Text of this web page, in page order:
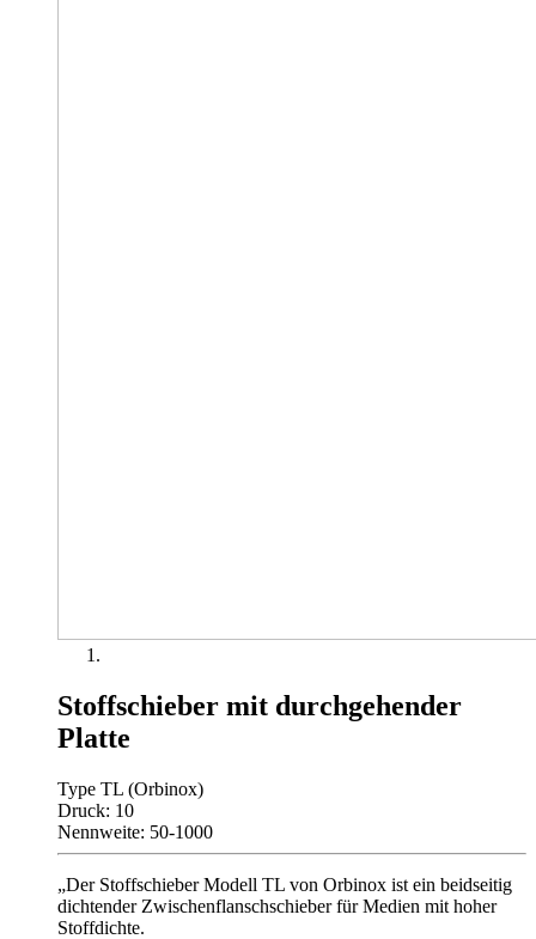
Stoffschieber mit durchgehender
Platte
Type TL (Orbinox)
Druck: 10
Nennweite: 50-1000
„Der Stoffschieber Modell TL von Orbinox ist ein beidseitig
dichtender Zwischenflanschschieber für Medien mit hoher
Stoffdichte.